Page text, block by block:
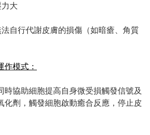
大
自行代謝皮膚的損傷（如暗瘡、角質
作模式：
時協助細胞提高自身微受損觸發信號及
化劑，觸發細胞啟動癒合反應，停止皮